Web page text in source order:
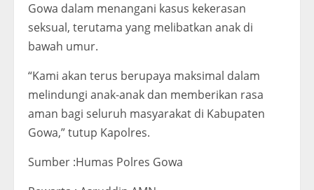
Gowa dalam menangani kasus kekerasan
seksual, terutama yang melibatkan anak di
bawah umur.
“Kami akan terus berupaya maksimal dalam
melindungi anak-anak dan memberikan rasa
aman bagi seluruh masyarakat di Kabupaten
Gowa,” tutup Kapolres.
Sumber :Humas Polres Gowa